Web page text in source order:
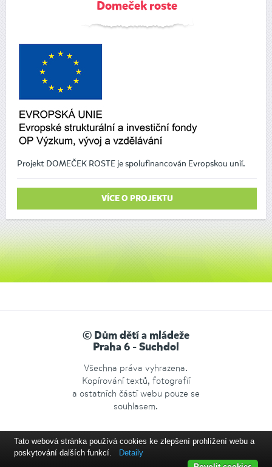
Domeček roste
Projekt DOMEČEK ROSTE je spolufinancován Evropskou unií.
VÍCE O PROJEKTU
© Dům dětí a mládeže
Praha 6 - Suchdol
Všechna práva vyhrazena.
Kopírování textů, fotografií
a ostatních částí webu pouze se
souhlasem.
Tato webová stránka používá cookies ke zlepšení prohlížení webu a
poskytování dalších funkcí.
Detaily